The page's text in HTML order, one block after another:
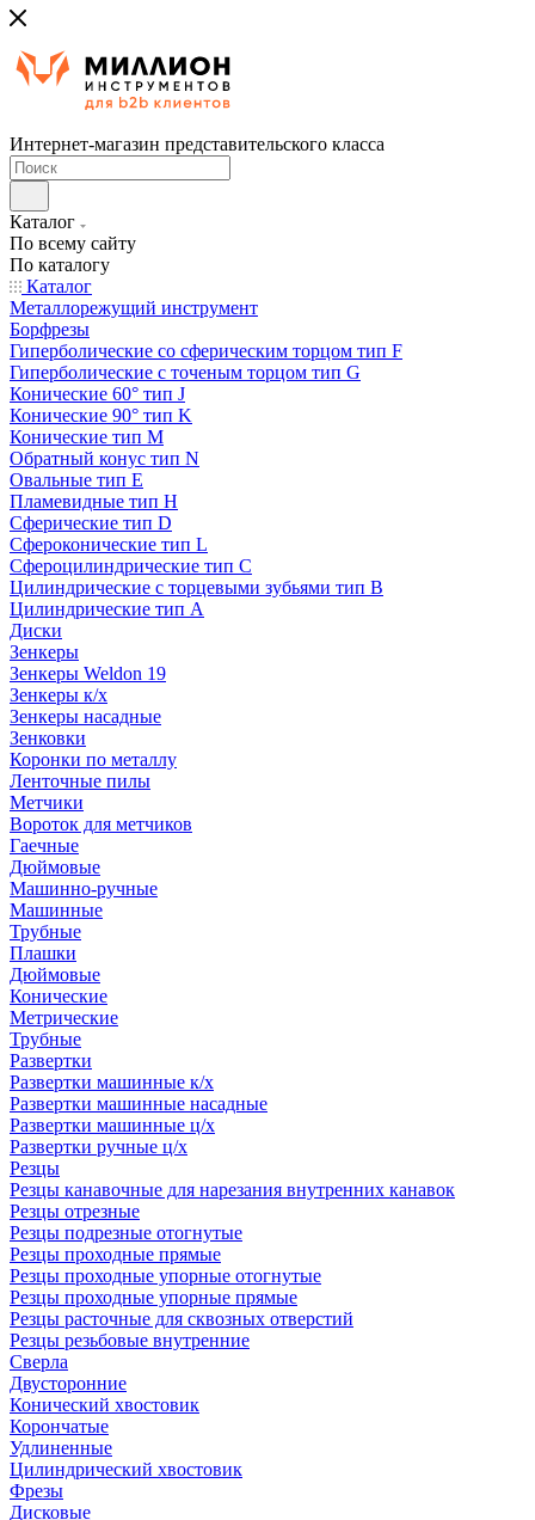
Интернет-магазин представительского класса
Каталог
По всему сайту
По каталогу
Каталог
Металлорежущий инструмент
Борфрезы
Гиперболические cо сферическим торцом тип F
Гиперболические с точеным торцом тип G
Конические 60° тип J
Конические 90° тип K
Конические тип M
Обратный конус тип N
Овальные тип E
Пламевидные тип H
Сферические тип D
Сфероконические тип L
Сфероцилиндрические тип C
Цилиндрические с торцевыми зубьями тип B
Цилиндрические тип А
Диски
Зенкеры
Зенкеры Weldon 19
Зенкеры к/х
Зенкеры насадные
Зенковки
Коронки по металлу
Ленточные пилы
Метчики
Вороток для метчиков
Гаечные
Дюймовые
Машинно-ручные
Машинные
Трубные
Плашки
Дюймовые
Конические
Метрические
Трубные
Развертки
Развертки машинные к/х
Развертки машинные насадные
Развертки машинные ц/х
Развертки ручные ц/х
Резцы
Резцы канавочные для нарезания внутренних канавок
Резцы отрезные
Резцы подрезные отогнутые
Резцы проходные прямые
Резцы проходные упорные отогнутые
Резцы проходные упорные прямые
Резцы расточные для сквозных отверстий
Резцы резьбовые внутренние
Сверла
Двусторонние
Конический хвостовик
Корончатые
Удлиненные
Цилиндрический хвостовик
Фрезы
Дисковые